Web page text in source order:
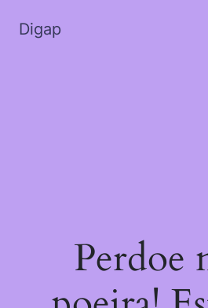
Digap
Perdoe